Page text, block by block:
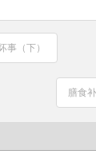
事（下）
膳食